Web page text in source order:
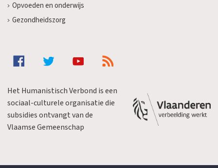
Opvoeden en onderwijs
Gezondheidszorg
Het Humanistisch Verbond is een
sociaal-culturele organisatie die
subsidies ontvangt van de
Vlaamse Gemeenschap